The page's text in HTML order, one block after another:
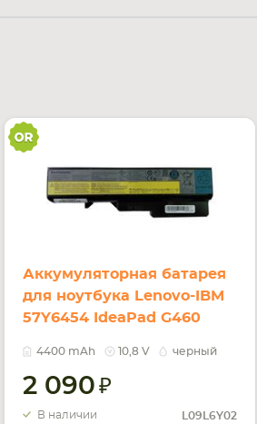
Аккумуляторная батарея
для ноутбука Lenovo-IBM
57Y6454 IdeaPad G460
4400 mAh 10,8 V черный
2 090
В наличии L09L6Y02